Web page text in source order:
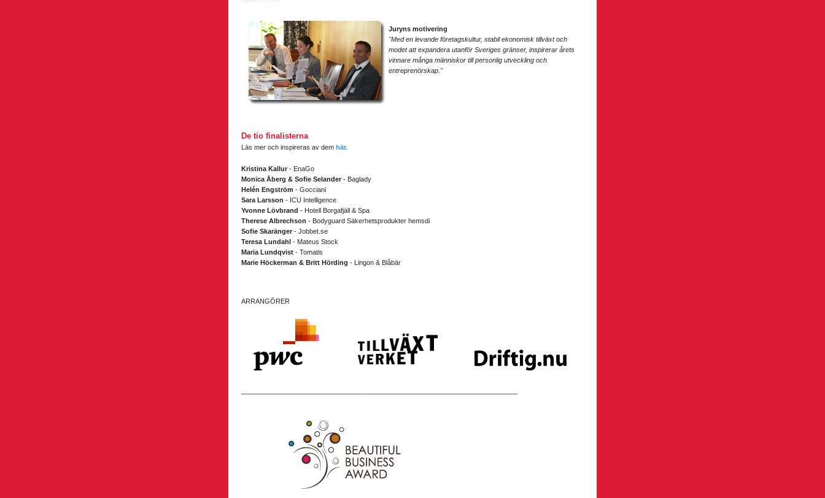
Juryns motivering
"Med en levande företagskultur, stabil ekonomisk tillväxt och
modet att expandera utanför Sveriges gränser, inspirerar årets
vinnare många människor till personlig utveckling och
entreprenörskap."
De tio finalisterna
Läs mer och inspireras av dem här.
Kristina Kallur - EnaGo
Monica Åberg & Sofie Selander - Baglady
Helén Engström - Gocciani
Sara Larsson - ICU Intelligence
Yvonne Lövbrand - Hotell Borgafjäll & Spa
Therese Albrechson - Bodyguard Säkerhetsprodukter hemsdi
Sofie Skaränger - Jobbet.se
Teresa Lundahl - Mateus Stock
Maria Lundqvist - Tomatis
Marie Höckerman & Britt Hörding - Lingon & Blåbär
ARRANGÖRER